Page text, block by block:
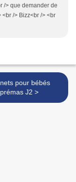
/> que demander de
/> Bizz<br /> <br
pour bébés
prémas J2 >